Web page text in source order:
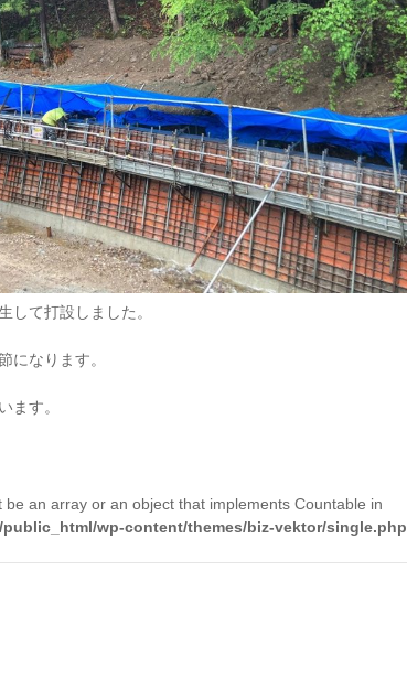
して打設しました。
になります。
ます。
an array or an object that implements Countable in
wp-content/themes/biz-vektor/single.php